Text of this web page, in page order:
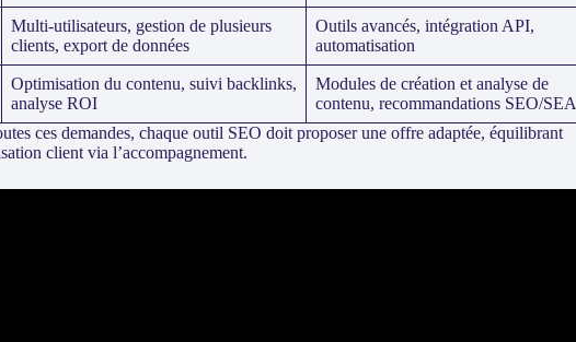
Multi-utilisateurs, gestion de plusieurs
clients, export de données
Outils avancés, intégration API,
automatisation
Optimisation du contenu, suivi backlinks,
analyse ROI
Modules de création et analyse de
contenu, recommandations SEO/SEA
ces demandes, chaque outil SEO doit proposer une offre adaptée, équilibrant
client via l’accompagnement.